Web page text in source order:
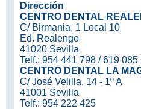
Dirección
CENTRO DENTAL
C/ Birmania, 1 Local 10
Ed. Realengo
41020 Sevilla
Telf.: 954 441 798 / 619 085
CENTRO DENTAL LA
C/ José Velilla, 14 - 1º A
41001 Sevilla
Telf.: 954 222 425